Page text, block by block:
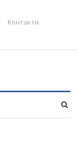
Контакти